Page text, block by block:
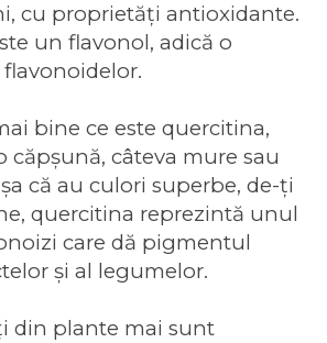
cu proprietăți antioxidante.
un flavonol, adică o
bine ce este quercitina,
căpșună, câteva mure sau
că au culori superbe, de-ți
quercitina reprezintă unul
care dă pigmentul
și al legumelor.
din plante mai sunt